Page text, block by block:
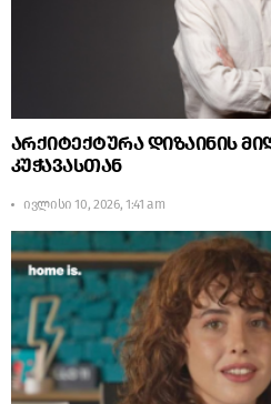
არქიტექტურა დიზაინის
კუჭავასთან
ივლისი 10, 2026, 1:41 am